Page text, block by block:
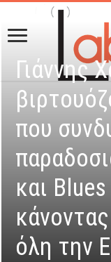
Γιάννης
που
και
όλη την